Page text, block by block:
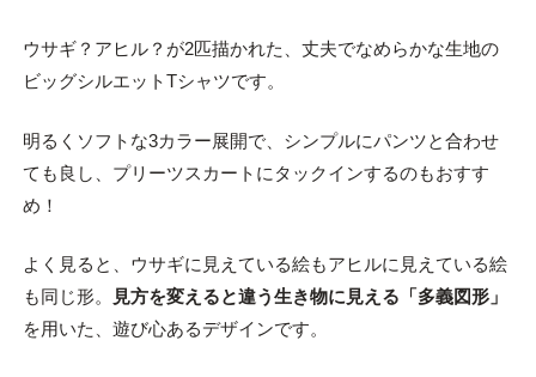
ウサギ？アヒル？が2匹描かれた、丈夫でなめらかな生地の
ビッグシルエットTシャツです。
明るくソフトな3カラー展開で、シンプルにパンツと合わせ
ても良し、プリーツスカートにタックインするのもおすす
め！
よく見ると、ウサギに見えている絵もアヒルに見えている絵
も同じ形。
見方を変えると違う生き物に見える「多義図形」
を用いた、遊び心あるデザインです。